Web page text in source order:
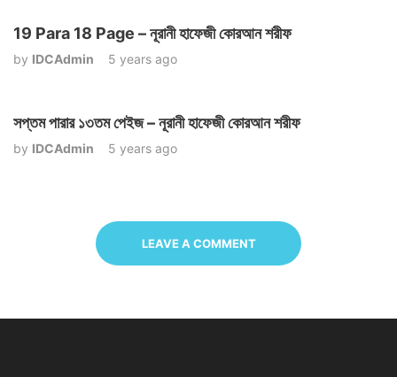
19 Para 18 Page – নূরানী হাফেজী কোরআন শরীফ
by IDCAdmin 5 years ago
সপ্তম পারার ১৩তম পেইজ – নূরানী হাফেজী কোরআন শরীফ
by IDCAdmin 5 years ago
LEAVE A COMMENT